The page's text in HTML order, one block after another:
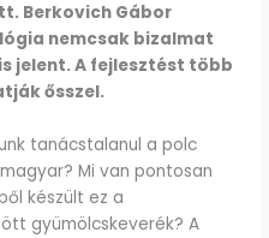
Berkovich Gábor
nemcsak bizalmat
jelent. A fejlesztést több
ősszel.
tanácstalanul a polc
Mi van pontosan
készült ez a
gyümölcskeverék? A